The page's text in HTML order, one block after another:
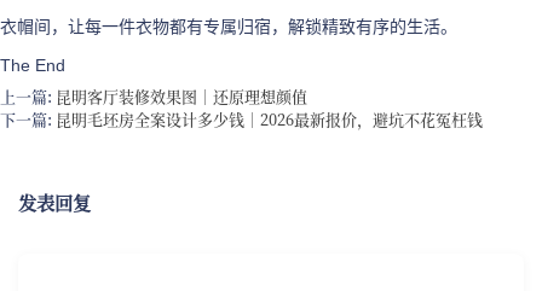
衣帽间，让每一件衣物都有专属归宿，解锁精致有序的生活。
The End
上一篇: 昆明客厅装修效果图｜还原理想颜值
下一篇: 昆明毛坯房全案设计多少钱｜2026最新报价，避坑不花冤枉钱
发表回复